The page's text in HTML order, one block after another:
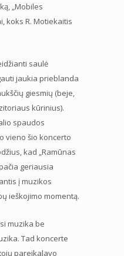
„Mobiles
koks R. Motiekaitis
saulė
jaukia prieblanda
giesmių (beje,
kūrinius).
spaudos
vieno šio koncerto
kad „Ramūnas
geriausia
į muzikos
ieškojimo momentą.
muzika be
Tad koncerte
pareikalavo